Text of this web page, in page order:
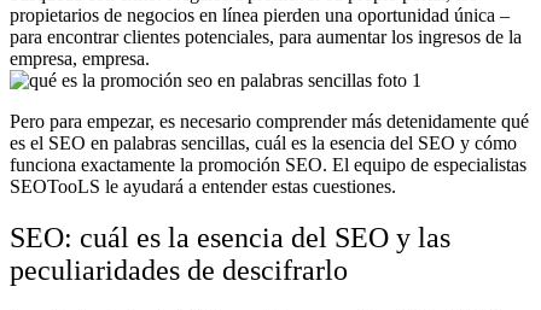
propietarios de negocios en línea pierden una oportunidad única –
para encontrar clientes potenciales, para aumentar los ingresos de la
empresa, empresa.
Pero para empezar, es necesario comprender más detenidamente qué
es el SEO en palabras sencillas, cuál es la esencia del SEO y cómo
funciona exactamente la promoción SEO. El equipo de especialistas
SEOTooLS le ayudará a entender estas cuestiones.
SEO: cuál es la esencia del SEO y las
peculiaridades de descifrarlo